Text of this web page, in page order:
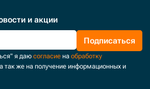
и акции
Подписаться
я даю согласие на обработку
так же на получение информационных и